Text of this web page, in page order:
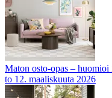
Maton osto-opas – huomioi
to 12. maaliskuuta 2026